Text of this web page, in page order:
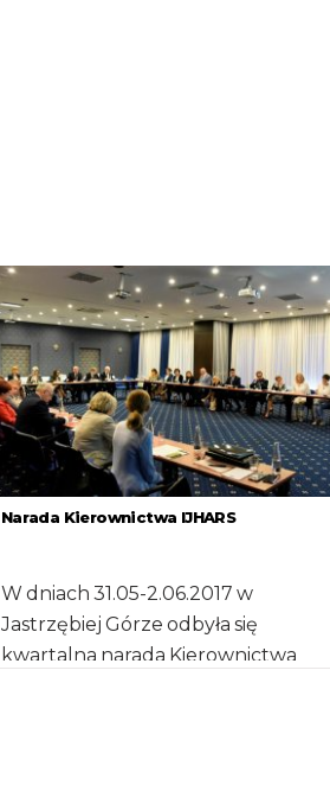
Narada Kierownictwa IJHARS
W dniach 31.05-2.06.2017 w
Jastrzębiej Górze odbyła się
kwartalna narada Kierownictwa